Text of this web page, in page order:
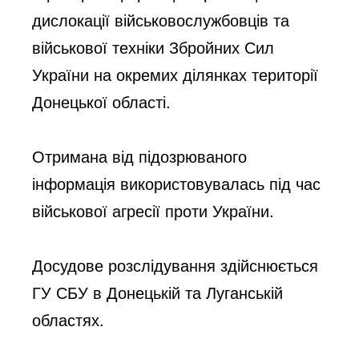
дислокації військовослужбовців та
військової техніки Збройних Сил
України на окремих ділянках території
Донецької області.
Отримана від підозрюваного
інформація використовувалась під час
військової агресії проти України.
Досудове розслідування здійснюється
ГУ СБУ в Донецькій та Луганській
областях.